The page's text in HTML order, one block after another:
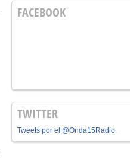
FACEBOOK
TWITTER
Tweets por el @Onda15Radio.